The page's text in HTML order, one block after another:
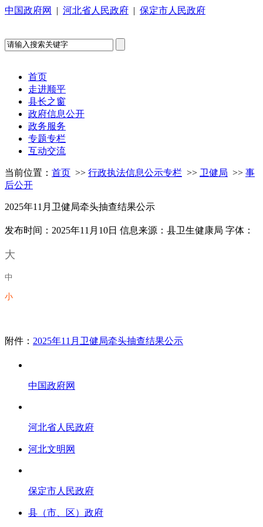
中国政府网 | 河北省人民政府 | 保定市人民政府
首页
走进顺平
县长之窗
政府信息公开
政务服务
专题专栏
互动交流
当前位置： 首页 >> 行政执法信息公示专栏 >> 卫健局 >> 事
后公开
2025年11月卫健局牵头抽查结果公示
发布时间：2025年11月10日 信息来源：县卫生健康局 字体：
大
中
小
附件： 2025年11月卫健局牵头抽查结果公示
中国政府网
河北省人民政府
河北文明网
保定市人民政府
县（市、区）政府